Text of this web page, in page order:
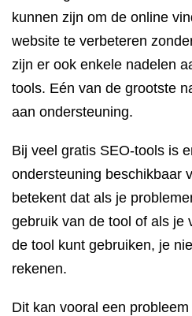
kunnen zijn om de online
website te verbeteren
zijn er ook enkele nadelen
tools. Eén van de grootste
aan ondersteuning.
Bij veel gratis SEO-tools is
ondersteuning beschikbaar
betekent dat als je
gebruik van de tool of als je
de tool kunt gebruiken, je
rekenen.
Dit kan vooral een